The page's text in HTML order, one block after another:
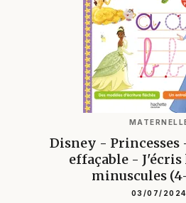
Disney -
effaçable -
minuscules
03/07/2024